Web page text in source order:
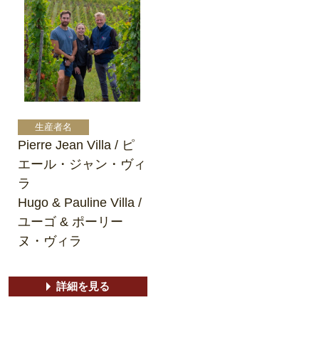
Pierre Jean Villa / ピ
エール・ジャン・ヴィ
ラ
Hugo & Pauline Villa /
ユーゴ & ポーリー
ヌ・ヴィラ
詳細を見る